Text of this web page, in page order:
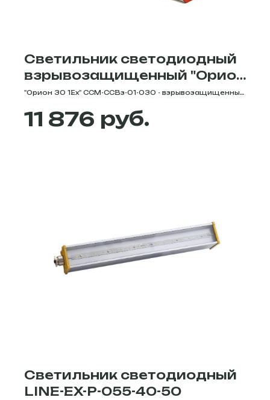
Светильник светодиодный
взрывозащищенный "Орион
30 1Ex"
"Орион 30 1Ex" ССМ-ССВз-01-030 - взрывозащищенный
Цветовая температура - 5000/4000/3000К. Степень
защиты - IP65. Световой поток - 3300 Лм. Серия Орион
1Ex - это светодиодные взрывозащищенные
партнёра завода СпецСветМонтаж в Екатеринбурге -
вы можете в интернет-магазине Diode-trade.
11 876 руб.
Светильник светодиодный
LINE-EX-P-055-40-50